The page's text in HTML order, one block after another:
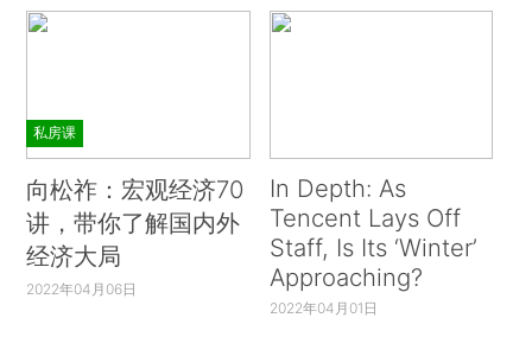
私房课
向松祚：宏观经济70
讲，带你了解国内外
经济大局
2022年04月06日
In Depth: As
Tencent Lays Off
Staff, Is Its ‘Winter’
Approaching?
2022年04月01日